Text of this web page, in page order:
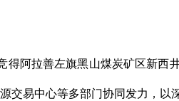
阿拉善左旗黑山煤炭矿区新西
易中心等多部门协同发力，以